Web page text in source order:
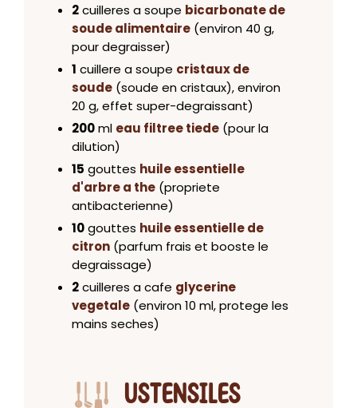
2cuilleres a soupe bicarbonate de
soude alimentaire (environ 40 g,
pour degraisser)
1 cuillere a soupe cristaux de
soude (soude en cristaux), environ
20 g, effet super-degraissant)
200ml eau filtree tiede (pour la
dilution)
15 gouttes huile essentielle
d'arbre a the (propriete
antibacterienne)
10gouttes huile essentielle de
citron (parfum frais et booste le
degraissage)
2cuilleres a cafe glycerine
vegetale (environ 10 ml, protege les
mains seches)
USTENSILES